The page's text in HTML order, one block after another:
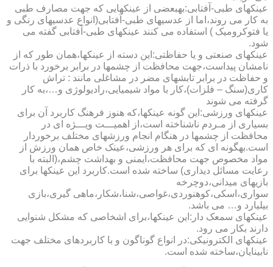
عینکهای طبی-آفتابی:به­بعضی از عینکهایی که جهت مصارف طبی
به کار می روند،اما از عدسیهای طبی-آفتابی(انواع عدسیهای رنگی و
یا فتوکرومیک ) استفاده می کنند عینکهای طبی-آفتابی گفته می
شود.
عینکهای صنعتی و یا حفاظتی:این دسته از عینکها،همان طور که از
نامشان پیداست،جهت محافظت از چشمها در برابر برخورد با ذرات
و حفاظت در برابر تابشهای مضر در مشاغلی مانند : تراش
کاری(سنگ – فلزات)،کار با مواد شیمیایی،رادیولوژی و…،به کار
گرفته می شوند
عینکهای ورزشی:این گونه عینکها،که هنوز فرهنگ کاربرد آن برای
بسیاری از مـردم ناشناخته است،از اهمیـــت ویـــژه ای در
محافظت از چشمها در هنگام انجام ورزشهای مختلف برخوردار
است.به­گونه ای که برای هر ورزشی،عینک خاص همان ورزش از
مواد مخصوص جهت محافظت،ایمنی و بهداشت چشم،(البته با
رعایت مسائل دیداری) ساخته شده است.کاربرد این عینکها برای
بازیهای میدانی،دوچرخه
سواری،اسکی،کوهنوردی،غواصی،شنا،شکار،ماهی گیری،بازی
بیلیارد و… می باشد.
عینکهای سمعک دار:این عینکها،برای اشخاصی که مشکل شنوایی
دارند بکار می رود.
عینکهای الکترونیکی:در انواع گوناگون و با کاربردهای مختلف جهت
نابینایان،ساخته شده است.